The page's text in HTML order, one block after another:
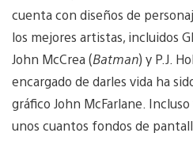
cuenta con diseños de
los mejores artistas, incluidos
John McCrea (Batman) y P.J.
encargado de darles vida ha
gráfico John McFarlane.
unos cuantos fondos de